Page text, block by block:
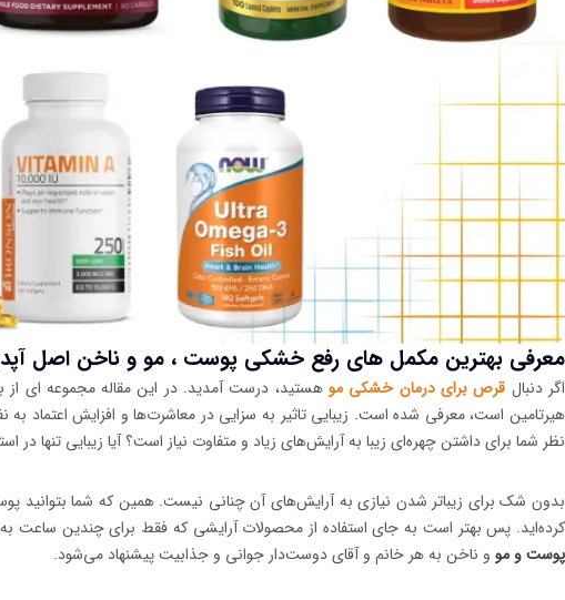
معرفی بهترین مکمل‌ های رفع خشکی پوست ، مو و ناخن اصل آپدیت
اگر دنبال قرص برای درمان خشکی موهستید، درست آمدید. در این مقاله مجموعه ای
هیرتامین است، معرفی شده است. زیبایی تاثیر به سزایی در معاشرت‌ها و افزایش اعتماد
نظر شما برای داشتن چهره‌ای زیبا به آرایش‌های زیاد و متفاوت نیاز است؟ آیا زیبایی تنها
بدون شک برای زیباتر شدن نیازی به آرایش‌های آن چنانی نیست. همین که شما بتوانید
کرده‌اید. پس بهتر است به جای استفاده از محصولات آرایشی که فقط برای چندین ساعت
پوست و مو و ناخن به هر خانم و آقای دوست‌دار جوانی و جذابیت پیشنهاد می‌شود.